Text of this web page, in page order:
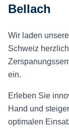
Bellach
Wir laden
Schweiz
ein.
Erleben Sie
Hand und
optimalen